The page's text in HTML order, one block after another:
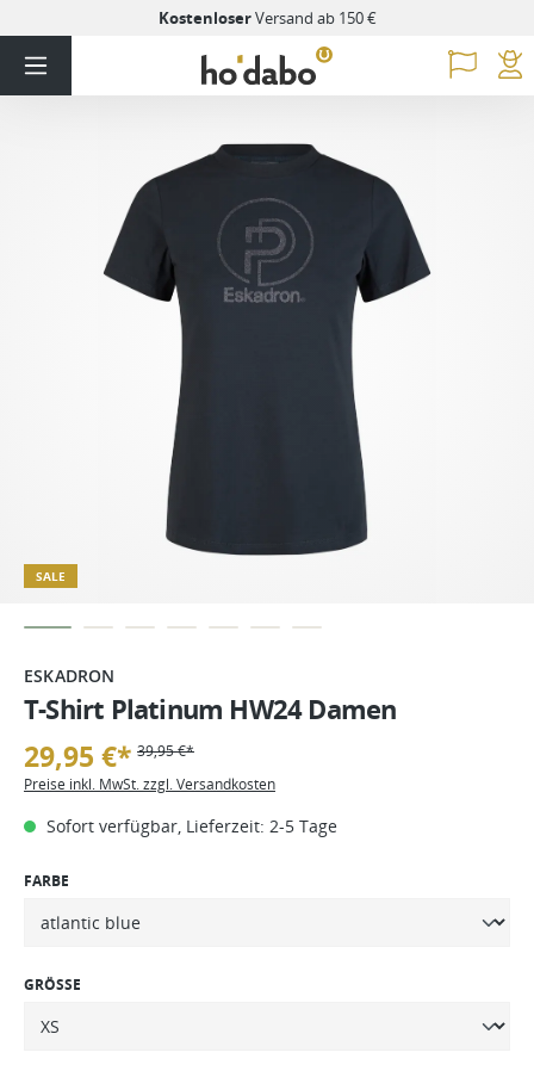
KostenloserVersand ab 150 €
SALE
ESKADRON
T-Shirt Platinum HW24 Damen
29,95 €* 39,95 €*
Preise inkl. MwSt. zzgl. Versandkosten
Sofort verfügbar, Lieferzeit: 2-5 Tage
FARBE
GRÖSSE